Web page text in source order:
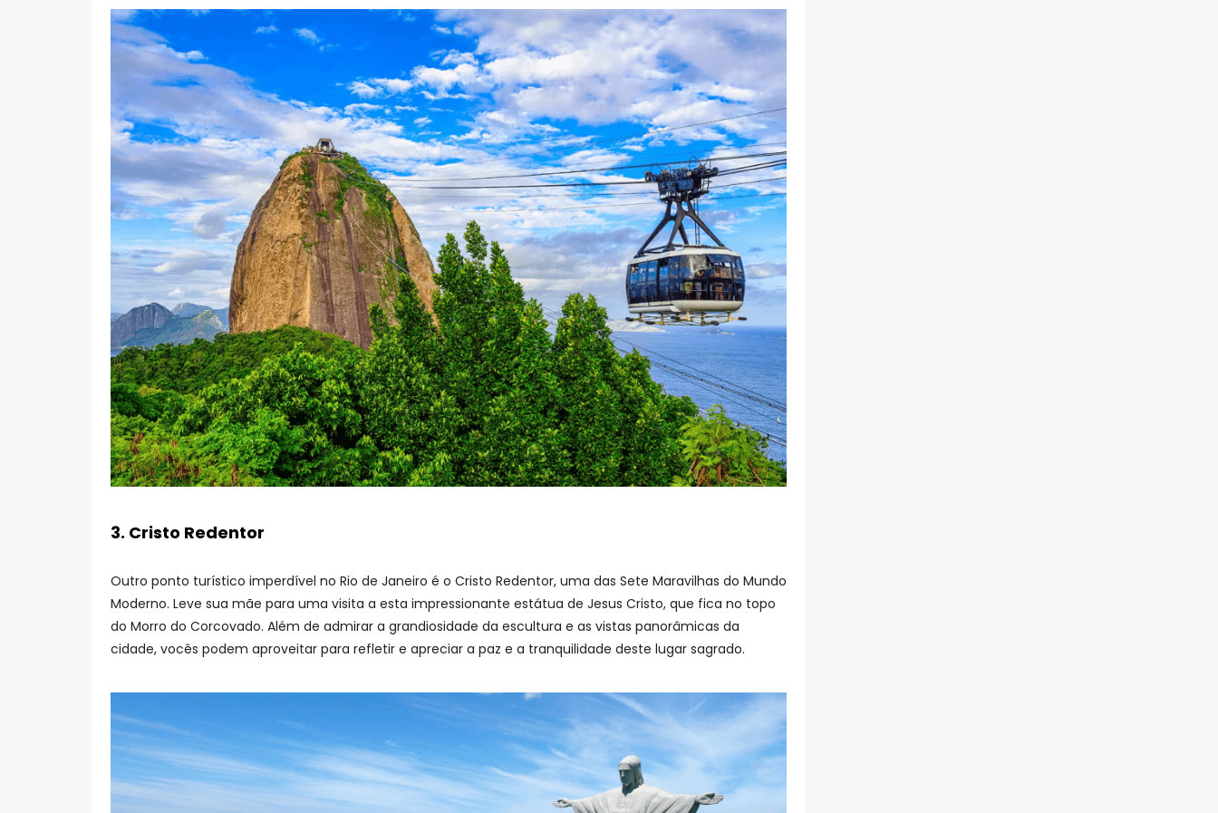
3. Cristo Redentor
Outro ponto turístico imperdível no Rio de Janeiro é o Cristo Redentor, uma das Sete Maravilhas do Mundo
Moderno. Leve sua mãe para uma visita a esta impressionante estátua de Jesus Cristo, que fica no topo
do Morro do Corcovado. Além de admirar a grandiosidade da escultura e as vistas panorâmicas da
cidade, vocês podem aproveitar para refletir e apreciar a paz e a tranquilidade deste lugar sagrado.